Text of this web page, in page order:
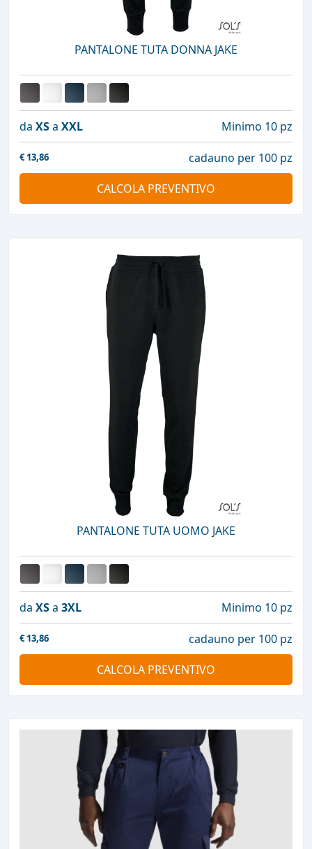
PANTALONE TUTA DONNA JAKE
da XSa XXL Minimo 10 pz
€ 13,86
cadauno per 100 pz
CALCOLA PREVENTIVO
PANTALONE TUTA UOMO JAKE
da XSa 3XL Minimo 10 pz
€ 13,86
cadauno per 100 pz
CALCOLA PREVENTIVO